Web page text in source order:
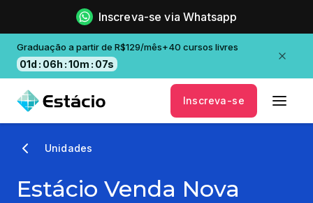
Inscreva-se via Whatsapp
Graduação a partir de R$129/mês+40 cursos livres
01d : 06h :10m : 06s
Inscreva-se
Unidades
Estácio Venda Nova